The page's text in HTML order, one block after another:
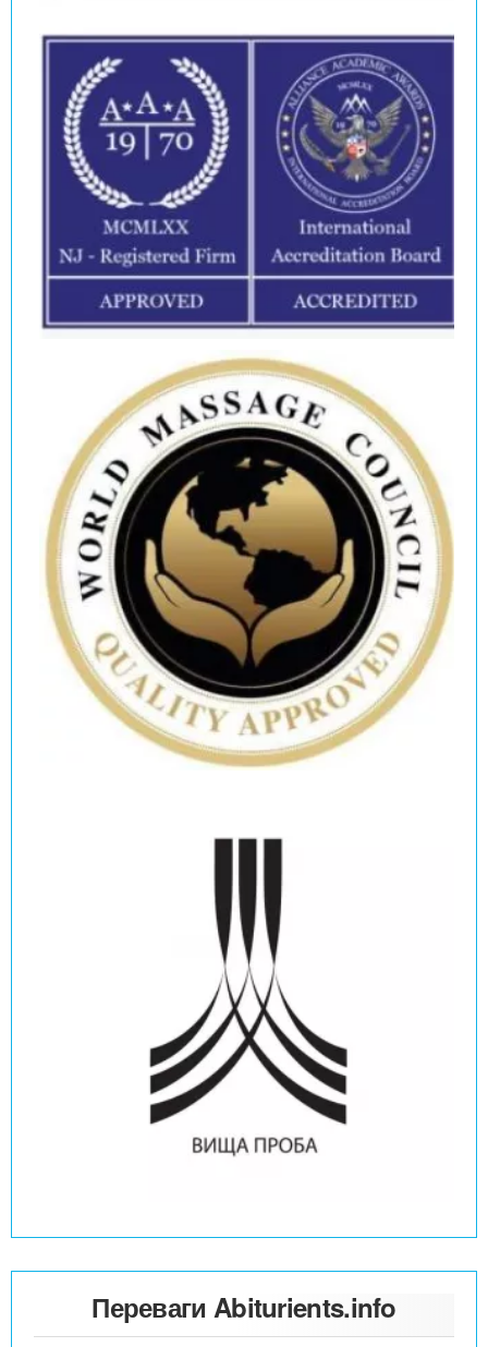
Переваги Abiturients.info